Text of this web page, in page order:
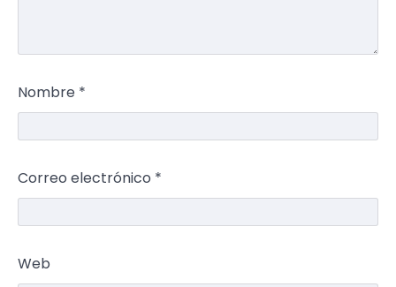
Nombre *
Correo electrónico *
Web